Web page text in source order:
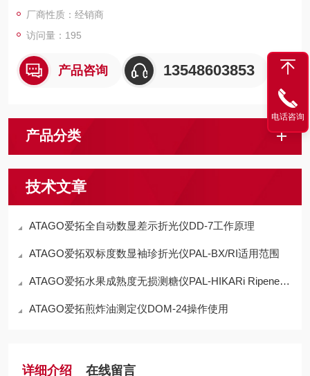
厂商性质：经销商
访问量：195
产品咨询 13548603853
产品分类
技术文章
ATAGO爱拓全自动数显差示折光仪DD-7工作原理
ATAGO爱拓双标度数显袖珍折光仪PAL-BX/RI适用范围
ATAGO爱拓水果成熟度无损测糖仪PAL-HIKARi Ripeness工作原理
ATAGO爱拓煎炸油测定仪DOM-24操作使用
详细介绍 在线留言
电话咨询